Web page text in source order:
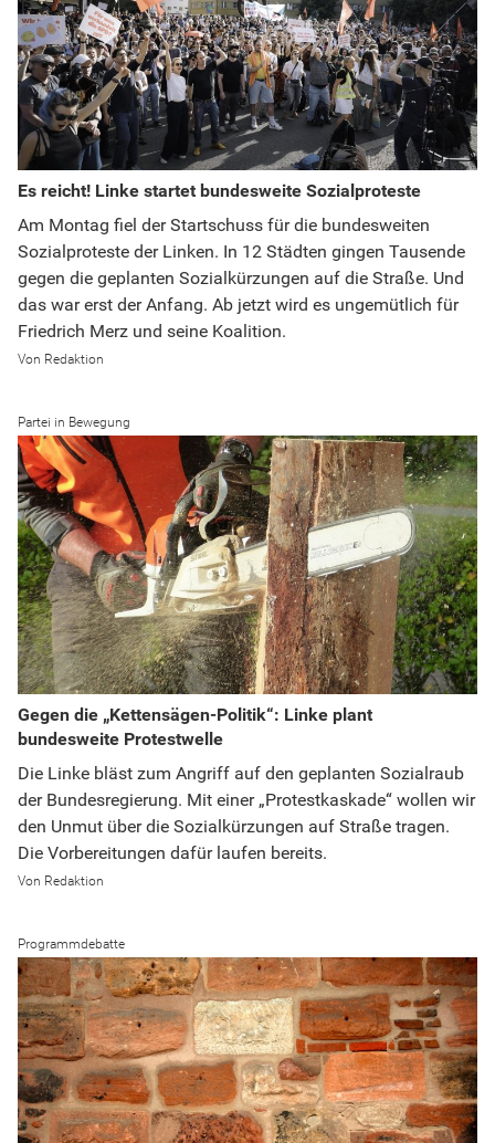
Es reicht! Linke startet bundesweite Sozialproteste
Am Montag fiel der Startschuss für die bundesweiten
Sozialproteste der Linken. In 12 Städten gingen Tausende
gegen die geplanten Sozialkürzungen auf die Straße. Und
das war erst der Anfang. Ab jetzt wird es ungemütlich für
Friedrich Merz und seine Koalition.
Redaktion
Partei in Bewegung
Gegen die „Kettensägen-Politik“: Linke plant
bundesweite Protestwelle
Die Linke bläst zum Angriff auf den geplanten Sozialraub
der Bundesregierung. Mit einer „Protestkaskade“ wollen wir
den Unmut über die Sozialkürzungen auf Straße tragen.
Die Vorbereitungen dafür laufen bereits.
Redaktion
Programmdebatte